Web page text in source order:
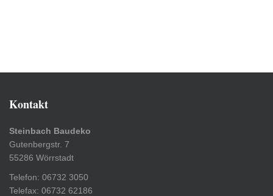
Kontakt
Steinbach Baudeko
Gutenbergstr. 7
55286 Wörrstadt
Telefon: 06732 3050
Telefax: 06732 62186